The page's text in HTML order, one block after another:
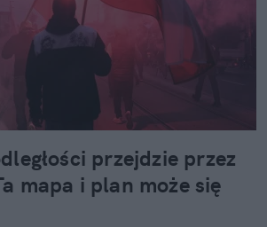
przejdzie przez
mapa i plan może się